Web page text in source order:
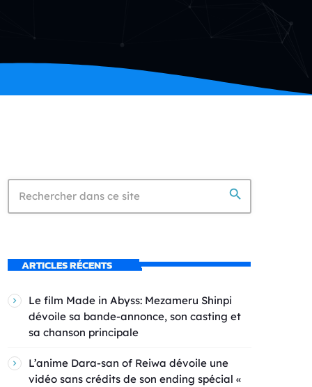
search
ARTICLES RÉCENTS
Le film Made in Abyss: Mezameru Shinpi
dévoile sa bande-annonce, son casting et
sa chanson principale
L’anime Dara-san of Reiwa dévoile une
vidéo sans crédits de son ending spécial «